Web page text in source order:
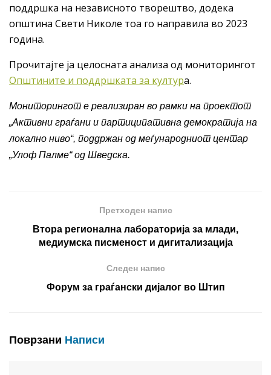
поддршка на независното творештво, додека
општина Свети Николе тоа го направила во 2023
година.
Прочитајте ја целосната анализа од мониторингот
Општините и поддршката за култура.
Мониторингот е реализиран во рамки на проектот
„Активни граѓани и партиципативна демократија на
локално ниво“, поддржан од меѓународниот центар
„Улоф Палме“ од Шведска.
Претходен напис
Втора регионална лабораторија за млади,
медиумска писменост и дигитализација
Следен напис
Форум за граѓански дијалог во Штип
Поврзани Написи